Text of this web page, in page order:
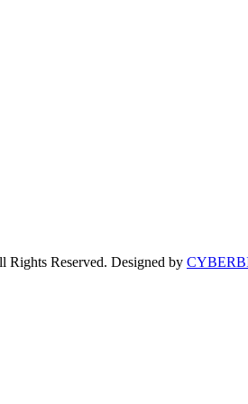
Rights Reserved. Designed by